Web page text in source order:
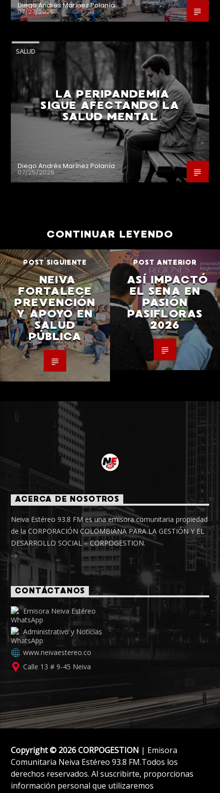
Diego Andrés Marínez Polanía
07/27/2026
SALUD
LA PERIPANDEMIA
SIGUE AFECTANDO LA
SALUD MENTAL
Diego Andrés Marínez Polanía
07/25/2026
CONTINUAR LEYENDO
POST SIGUIENTE
NEIVA
FORTALECE
PREVENCIÓN
Y APOYO EN
SALUD
PÚBLICA
POST ANTERIOR
ASÍ IMPACTÓ
EL SENA EN
PASIÓN
PASIFLORAS
2026
ACERCA DE NOSOTROS
Neiva Estéreo 93.8 FM es una emisora comunitaria propiedad
de la CORPORACIÓN COLOMBIANA PARA LA GESTIÓN Y EL
DESARROLLO SOCIAL – CORPOGESTION.
CONTÁCTANOS
Emisora Neiva Estéreo
Administrativo y Noticias
www.neivaestereo.co
Calle 13 # 9-45 Neiva
Copyright © 2026 CORPOGESTION | Emisora
Comunitaria Neiva Estéreo 93.8 FM.Todos los
derechos reservados. Al suscribirte, proporcionas
información personal que utilizaremos